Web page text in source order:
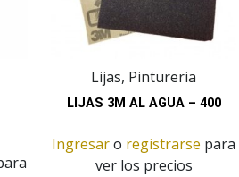
Lijas, Pintureria
LIJAS 3M AL AGUA – 400
Ingresaro registrarse para
ver los precios